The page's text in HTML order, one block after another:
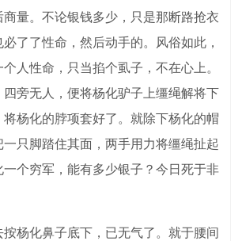
量。不论银钱多少，只是那断路抢衣
了了性命，然后动手的。风俗如此，
人性命，只当掐个虱子，不在心上。
四旁无人，便将杨化驴子上缰绳解将下
杨化的脖项套好了。就除下杨化的帽
一只脚踏住其面，两手用力将缰绳扯起
个穷军，能有多少银子？今日死于非
化鼻子底下，已无气了。就于腰间